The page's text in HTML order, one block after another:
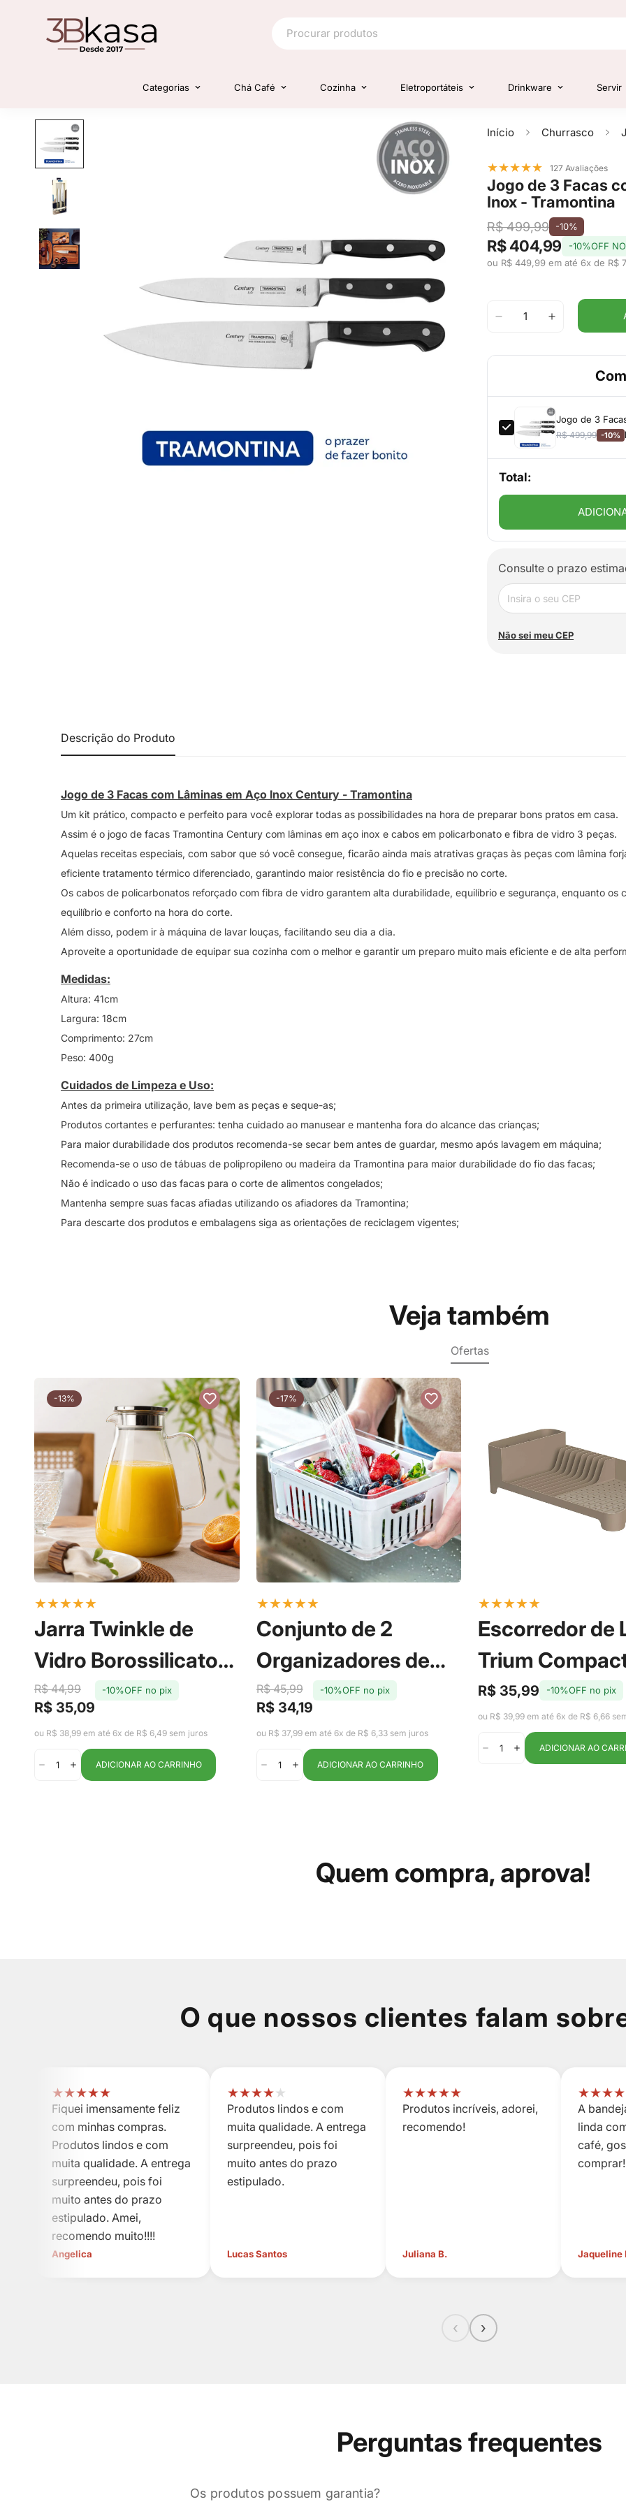
Categorias Chá Café Cozinha Eletroportáteis Drinkware Servir
Início Churrasco
★★★★★ 127 Avaliações
Jogo de 3 Facas
Inox - Tramontina
R$ 499,99 -10%
R$ 404,99
-10%OFF
ou R$ 449,99 em até 6x de R$
Jogo de 3
R$ 499,99 -10%
Total:
Consulte o prazo
Não sei meu CEP
Descrição do Produto
Jogo de 3 Facas com Lâminas em Aço Inox Century - Tramontina
Um kit prático, compacto e perfeito para você explorar todas as possibilidades na hora de preparar bons pratos em casa.
Assim é o jogo de facas Tramontina Century com lâminas em aço inox e cabos em policarbonato e fibra de vidro 3 peças.
Aquelas receitas especiais, com sabor que só você consegue, ficarão ainda mais atrativas graças às peças com lâmina
eficiente tratamento térmico diferenciado, garantindo maior resistência do fio e precisão no corte.
Os cabos de policarbonatos reforçado com fibra de vidro garantem alta durabilidade, equilíbrio e segurança, enquanto os
equilíbrio e conforto na hora do corte.
Além disso, podem ir à máquina de lavar louças, facilitando seu dia a dia.
Aproveite a oportunidade de equipar sua cozinha com o melhor e garantir um preparo muito mais eficiente e de alta
Medidas:
Altura: 41cm
Largura: 18cm
Comprimento: 27cm
Peso: 400g
Cuidados de Limpeza e Uso:
Antes da primeira utilização, lave bem as peças e seque-as;
Produtos cortantes e perfurantes: tenha cuidado ao manusear e mantenha fora do alcance das crianças;
Para maior durabilidade dos produtos recomenda-se secar bem antes de guardar, mesmo após lavagem em máquina;
Recomenda-se o uso de tábuas de polipropileno ou madeira da Tramontina para maior durabilidade do fio das facas;
Não é indicado o uso das facas para o corte de alimentos congelados;
Mantenha sempre suas facas afiadas utilizando os afiadores da Tramontina;
Para descarte dos produtos e embalagens siga as orientações de reciclagem vigentes;
Veja também
Ofertas
-13%
★★★★★
Jarra Twinkle de
Vidro Borossilicato
com Tampa em Aço
Inox 2,2L -
Fracalanza
Preço
de
R$ 35,09
Preço
regular
R$ 44,99 -10%OFF no pix
ou R$ 38,99 em até 6x de R$ 6,49 sem juros
ADICIONAR AO CARRINHO
-17%
★★★★★
Conjunto de 2
Organizadores de
Geladeira com Cesto
Clear Fresh 2,2L - Ou
Preço
de
R$ 34,19
Preço
regular
R$ 45,99 -10%OFF no pix
ou R$ 37,99 em até 6x de R$ 6,33 sem juros
ADICIONAR AO CARRINHO
★★★★★
Escorredor de
Trium
Marrom
Ou
Preço
de
R$ 35,99
Preço
regular
-10%OFF no pix
ou R$ 39,99 em até 6x de R$ 6,66
ADICIONAR AO
Quem compra, aprova!
O que nossos clientes falam
★★★★★
Fiquei imensamente feliz
com minhas compras.
Produtos lindos e com
muita qualidade. A entrega
surpreendeu, pois foi
muito antes do prazo
estipulado. Amei,
recomendo muito!!!!
Angelica
★★★★★
Produtos lindos e com
muita qualidade. A entrega
surpreendeu, pois foi
muito antes do prazo
estipulado.
Lucas Santos
★★★★★
Produtos incríveis, adorei,
recomendo!
Juliana B.
★★★★
A
linda
café,
comprar!
Jaqueline
‹ ›
Perguntas frequentes
Os produtos possuem garantia?